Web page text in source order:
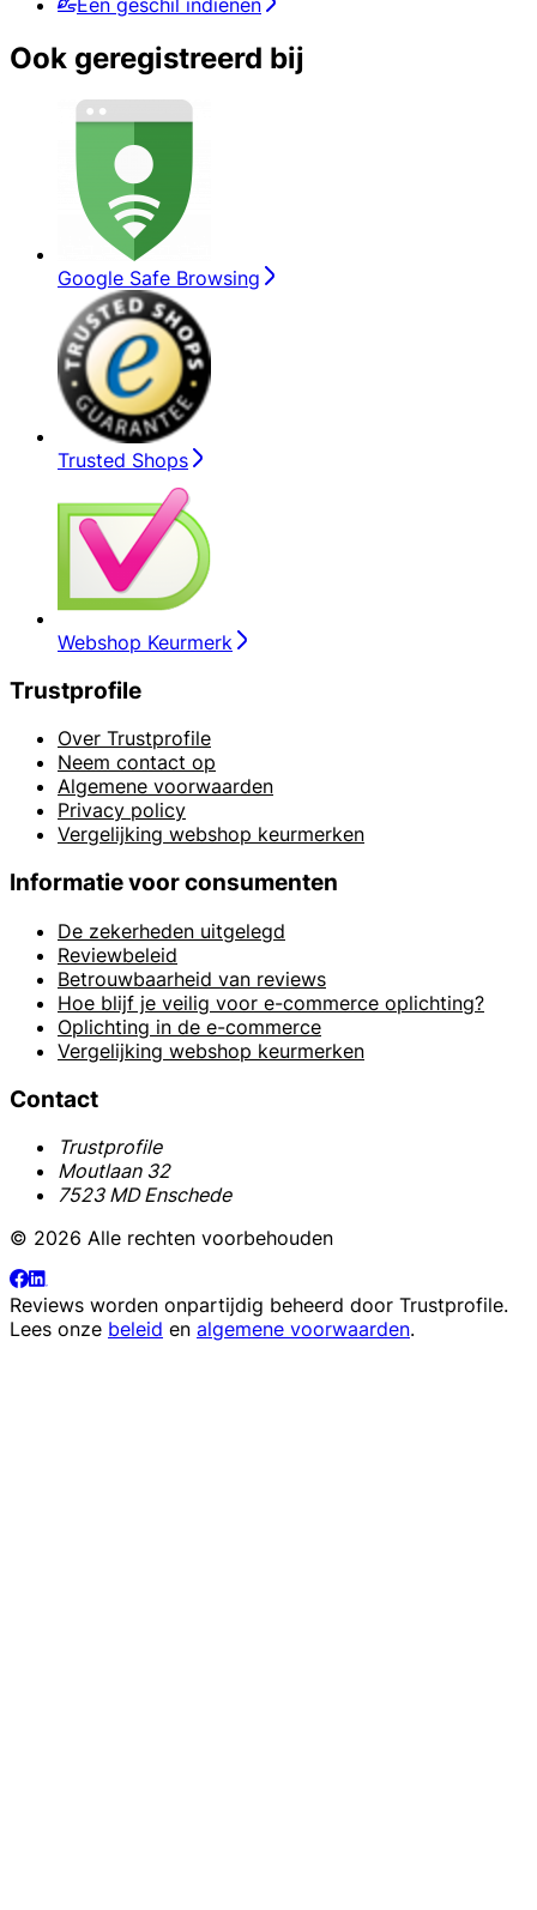
Een geschil indienen
Ook geregistreerd bij
Google Safe Browsing
Trusted Shops
Webshop Keurmerk
Trustprofile
Over Trustprofile
Neem contact op
Algemene voorwaarden
Privacy policy
Vergelijking webshop keurmerken
Informatie voor consumenten
De zekerheden uitgelegd
Reviewbeleid
Betrouwbaarheid van reviews
Hoe blijf je veilig voor e-commerce oplichting?
Oplichting in de e-commerce
Vergelijking webshop keurmerken
Contact
Trustprofile
Moutlaan 32
7523 MD Enschede
© 2026 Alle rechten voorbehouden
Reviews worden onpartijdig beheerd door Trustprofile.
Lees onze beleid en algemene voorwaarden.